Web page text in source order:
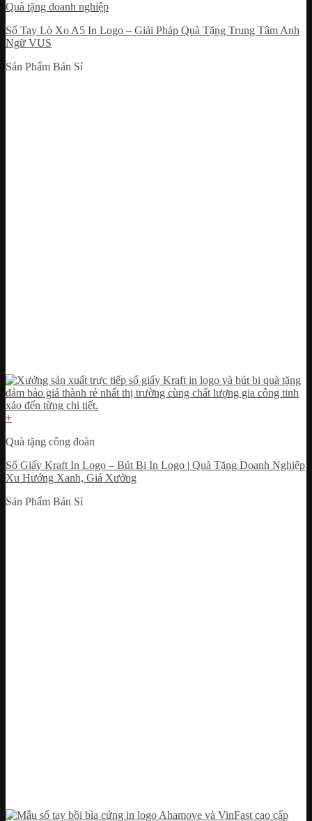
Quà tặng doanh nghiệp
Sổ Tay Lò Xo A5 In Logo – Giải Pháp Quà Tặng Trung Tâm Anh
Ngữ VUS
Sản Phẩm Bán Sỉ
+
Quà tặng công đoàn
Sổ Giấy Kraft In Logo – Bút Bi In Logo | Quà Tặng Doanh Nghiệp
Xu Hướng Xanh, Giá Xưởng
Sản Phẩm Bán Sỉ